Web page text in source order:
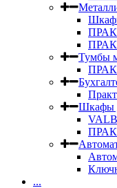
Тумбы
Шкафы
...